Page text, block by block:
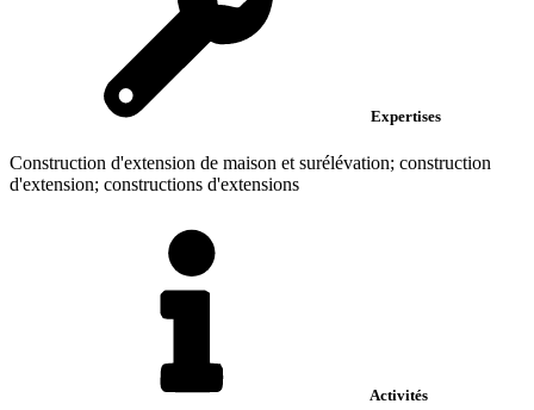
Expertises
Construction d'extension de maison et surélévation; construction
d'extension; constructions d'extensions
Activités